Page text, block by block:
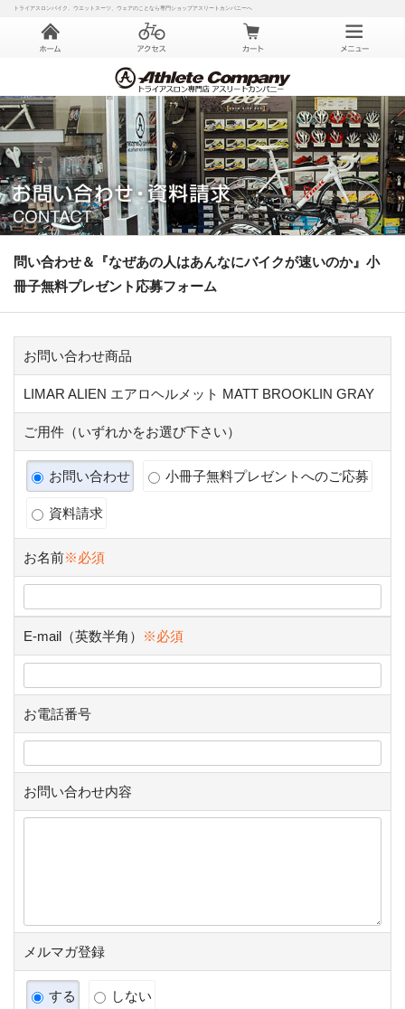
トライアスロンバイク、ウエットスーツ、ウェアのことなら専門ショップアスリートカンパニーへ
問い合わせ＆『なぜあの人はあんなにバイクが速いのか』小
冊子無料プレゼント応募フォーム
お問い合わせ商品
LIMAR ALIEN エアロヘルメット MATT BROOKLIN GRAY
ご用件（いずれかをお選び下さい）
お問い合わせ 小冊子無料プレゼントへのご応募
資料請求
お名前※必須
E-mail（英数半角） ※必須
お電話番号
お問い合わせ内容
メルマガ登録
する しない